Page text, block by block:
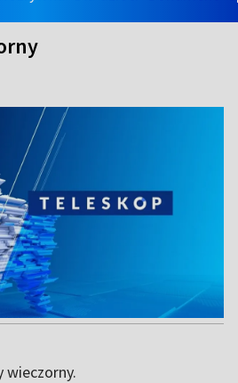
wieczorny.